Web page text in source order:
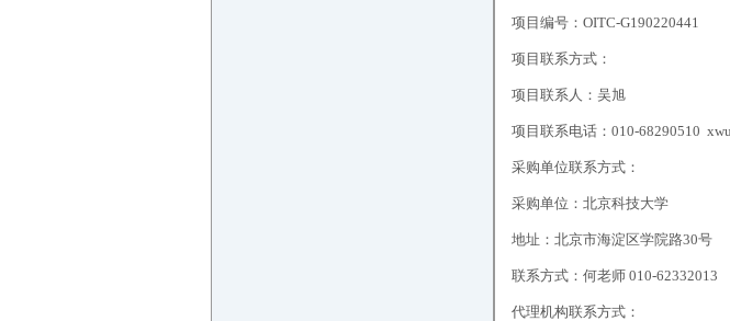
项目编号：OITC-G190220441
项目联系方式：
项目联系人：吴旭
项目联系电话：010-68290510
采购单位联系方式：
采购单位：北京科技大学
地址：北京市海淀区学院路30号
联系方式：何老师 010-62332013
代理机构联系方式：